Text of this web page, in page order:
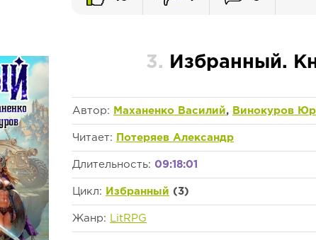
3. Избранный.
Автор: Маханенко Василий, Винокуров
Читает: Потеряев Александр
Длительность: 09:18:01
Цикл: Избранный (3)
Жанр: LitRPG